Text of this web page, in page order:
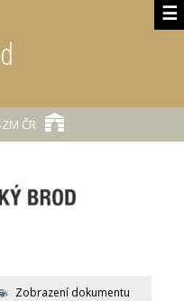
☰
ČR
Zobrazení dokumentu